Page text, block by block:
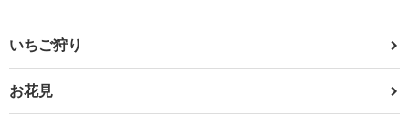
いちご狩り
お花見